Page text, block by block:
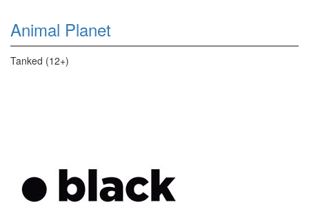
Animal Planet
Tanked (12+)